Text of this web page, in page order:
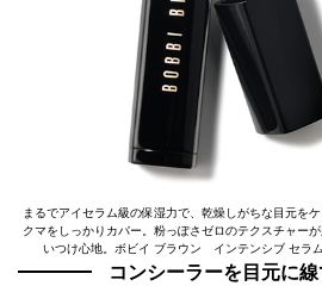
まるでアイセラム級の保湿力で、乾燥しがちな目元を
クマをしっかりカバー。粉っぽさゼロのテクスチャー
いつけ心地。ボビイ ブラウン インテンシブ セ
コンシーラーを目元に